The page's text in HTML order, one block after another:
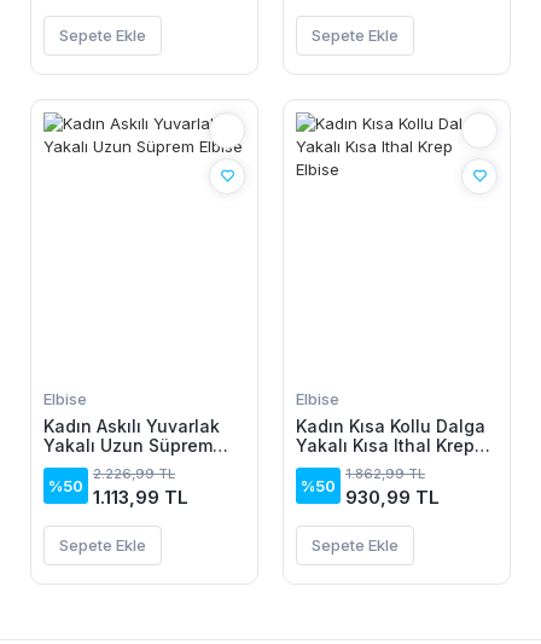
Sepete Ekle Sepete Ekle
Elbise
Kadın Askılı Yuvarlak
Yakalı Uzun Süprem
Elbise
%50
2.226,99 TL
1.113,99 TL
Sepete Ekle
Elbise
Kadın Kısa Kollu Dalga
Yakalı Kısa Ithal Krep
Elbise
%50
1.862,99 TL
930,99 TL
Sepete Ekle